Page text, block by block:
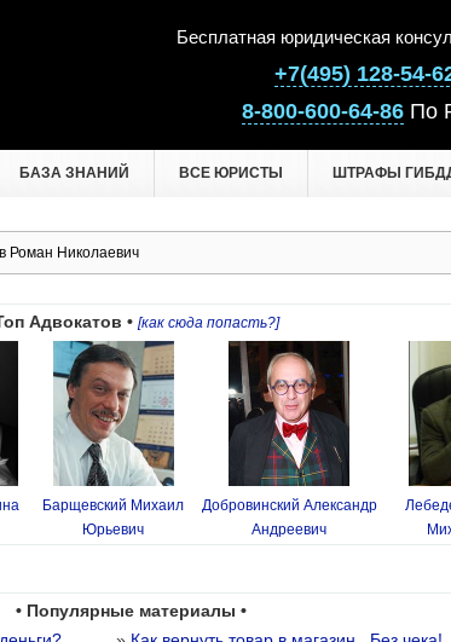
Бесплатная юридическая
+7(495) 128-54-
8-800-600-64-86 По
БАЗА ЗНАНИЙ ВСЕ ЮРИСТЫ ШТРАФЫ
Роман Николаевич
Адвокатов • [как сюда попасть?]
Барщевский Михаил
Юрьевич
Добровинский Александр
Андреевич
• Популярные материалы •